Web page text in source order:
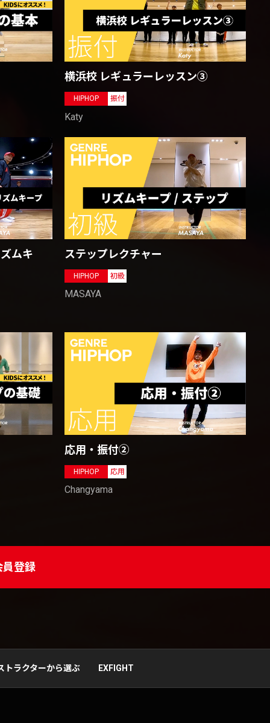
横浜校 レギュラーレッスン③
HIPHOP 振付
Katy
ムキ ステップレクチャー
HIPHOP 初級
MASAYA
応用・振付②
HIPHOP 応用
Changyama
員登録
トラクターから選ぶ EXFIGHT